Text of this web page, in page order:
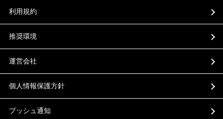
利用規約
推奨環境
運営会社
個人情報保護方針
プッシュ通知